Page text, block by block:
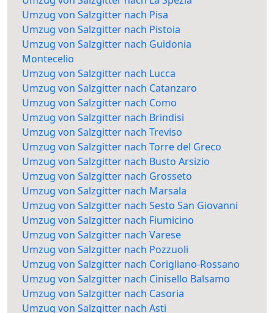
Umzug von Salzgitter nach Pisa
Umzug von Salzgitter nach Pistoia
Umzug von Salzgitter nach Guidonia
Montecelio
Umzug von Salzgitter nach Lucca
Umzug von Salzgitter nach Catanzaro
Umzug von Salzgitter nach Como
Umzug von Salzgitter nach Brindisi
Umzug von Salzgitter nach Treviso
Umzug von Salzgitter nach Torre del Greco
Umzug von Salzgitter nach Busto Arsizio
Umzug von Salzgitter nach Grosseto
Umzug von Salzgitter nach Marsala
Umzug von Salzgitter nach Sesto San Giovanni
Umzug von Salzgitter nach Fiumicino
Umzug von Salzgitter nach Varese
Umzug von Salzgitter nach Pozzuoli
Umzug von Salzgitter nach Corigliano-Rossano
Umzug von Salzgitter nach Cinisello Balsamo
Umzug von Salzgitter nach Casoria
Umzug von Salzgitter nach Asti